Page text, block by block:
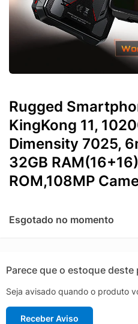
Rugged
KingKong 11,
Dimensity 7025,
32GB
ROM,108MP
Esgotado no momento
Parece que o estoque
Seja avisado quando o produto
Receber Aviso